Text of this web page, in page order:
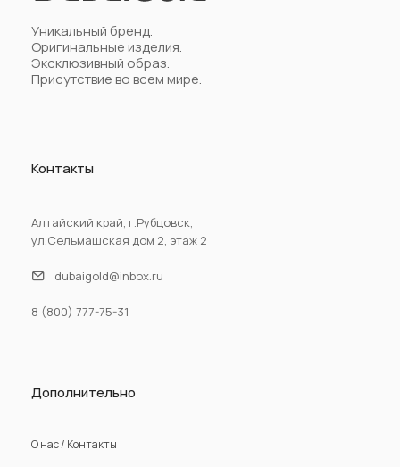
Уникальный бренд.
Оригинальные изделия.
Эксклюзивный образ.
Присутствие во всем мире.
Контакты
Алтайский край, г.Рубцовск,
ул.Сельмашская дом 2, этаж 2
dubaigold@inbox.ru
8 (800) 777-75-31
Дополнительно
О нас / Контакты